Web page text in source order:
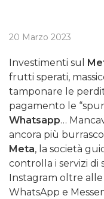
20 Marzo 2023
Investimenti sul
frutti sperati,
tamponare le
pagamento le
Whatsapp…
ancora più
Meta, la società
controlla i servizi di
Instagram oltre
WhatsApp e